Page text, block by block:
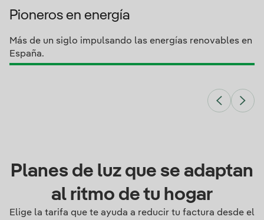
Pioneros en energía
Más de un siglo impulsando las energías renovables en
España.
Planes de luz que se adaptan
al ritmo de tu hogar
Elige la tarifa que te ayuda a reducir tu factura desde el